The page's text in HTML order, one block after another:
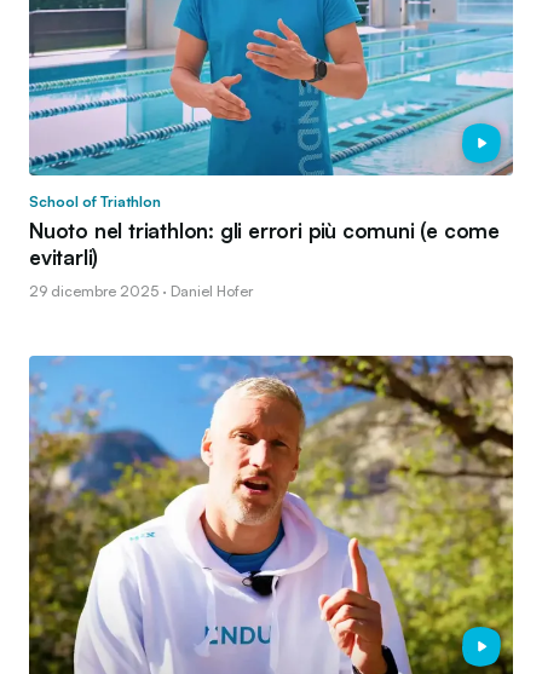
School of Triathlon
Nuoto nel triathlon: gli errori più comuni (e come
evitarli)
29 dicembre 2025 · Daniel Hofer